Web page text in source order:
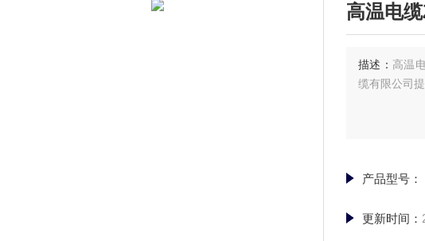
高温电
描述： 高温
缆有限公司
产品型号：
更新时间：